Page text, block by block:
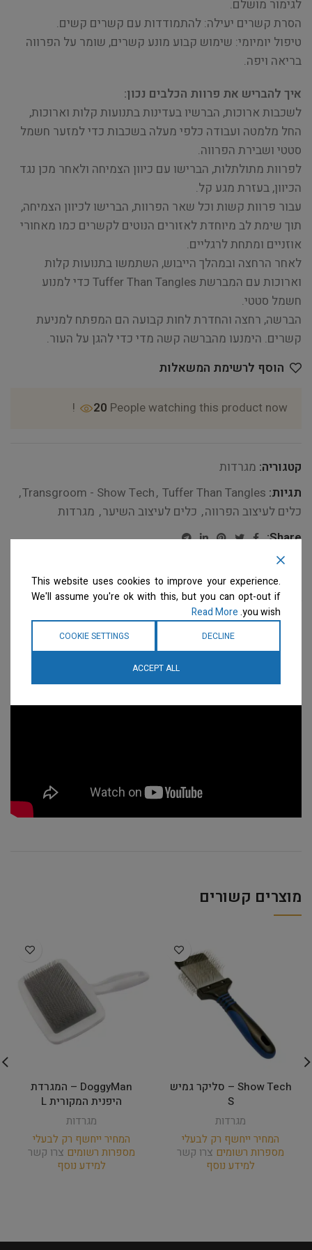
לגימור מושלם.
הסרת קשרים יעילה: להתמודדות עם קשרים קשים.
טיפול יומיומי: שימוש קבוע מונע קשרים, שומר על הפרווה
בריאה ויפה.
איך להבריש את פרוות הכלבים נכון:
לשכבות ארוכות, הברשיו בעדינות בתנועות קלות וארוכות,
החל מלמטה ועבודה כלפי מעלה בשכבות כדי למזער חשמל
סטטי ושבירת הפרווה.
לפרוות מתולתלות, הברישו עם כיוון הצמיחה ולאחר מכן נגד
הכיוון, בעזרת מגע קל.
עבור פרוות קשות וכל שאר הפרוות, הברישו לכיוון הצמיחה,
תוך שימת לב מיוחדת לאזורים הנוטים לקשרים כמו מאחורי
אוזניים ומתחת לרגליים.
לאחר הרחצה ובמהלך הייבוש, השתמשו בתנועות קלות
וארוכות עם המברשת Tuffer Than Tangles כדי למנוע
חשמל סטטי.
הברשה, רחצה והחדרת לחות קבועה הם המפתח למניעת
קשרים. הימנעו מהברשה קשה מדי כדי להגן על העור.
הוסף לרשימת המשאלות
20 People watching this product now!
קטגוריה: מגרדות
תגיות:
Transgroom - Show Tech, Tuffer Than Tangles
,
כלים לעיצוב הפרווה, כלים לעיצוב השיער, מגרדות
Share:
תיאור
מוצרים קשורים
Show Tech – סליקר גמיש
S
מגרדות
המחיר ייחשף רק לבעלי
מספרות רשומים צרו קשר
למידע נוסף
DoggyMan – המגרדת
היפנית המקורית L
מגרדות
המחיר ייחשף רק לבעלי
מספרות רשומים צרו קשר
למידע נוסף
This website uses cookies to improve your experience.
We'll assume you're ok with this, but you can opt-out if
you wish.
Read More
DECLINE
COOKIE SETTINGS
ACCEPT ALL